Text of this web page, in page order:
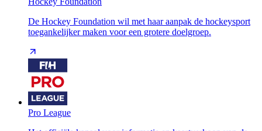
De Hockey Foundation wil met haar aanpak de hockeysport
toegankelijker maken voor een grotere doelgroep.
Pro League